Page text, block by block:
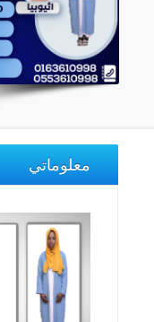
معلوماتي